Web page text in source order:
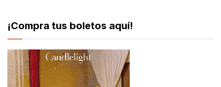
¡Compra tus boletos aquí!